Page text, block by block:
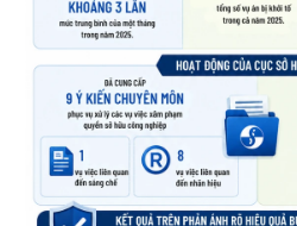
CHƯƠNG TRÌNH OCOP - MỖI
MỘT SẢN PHẨM
RADIO
MEDIA CENTER